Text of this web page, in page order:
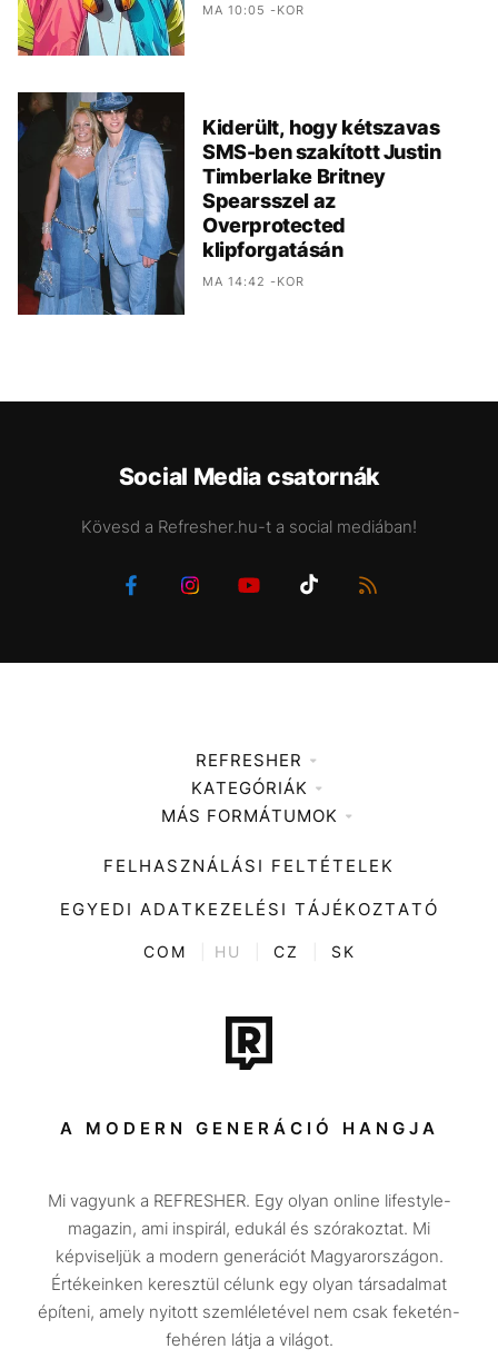
MA 10:05 -KOR
Kiderült, hogy kétszavas
SMS-ben szakított Justin
Timberlake Britney
Spearsszel az
Overprotected
klipforgatásán
MA 14:42 -KOR
Social Media csatornák
Kövesd a Refresher.hu-t a social mediában!
REFRESHER
Médiaajánlat
KATEGÓRIÁK
Zene
Divat
Kultúra
ENTR
Tech-Tudomány
Sport
Társadalom
Utazás
Életmód
Design
Beszélgetések
MÁS FORMÁTUMOK
FELHASZNÁLÁSI FELTÉTELEK
EGYEDI ADATKEZELÉSI TÁJÉKOZTATÓ
COM HU CZ SK
A MODERN GENERÁCIÓ HANGJA
Mi vagyunk a REFRESHER. Egy olyan online lifestyle-
magazin, ami inspirál, edukál és szórakoztat. Mi
képviseljük a modern generációt Magyarországon.
Értékeinken keresztül célunk egy olyan társadalmat
építeni, amely nyitott szemléletével nem csak feketén-
fehéren látja a világot.